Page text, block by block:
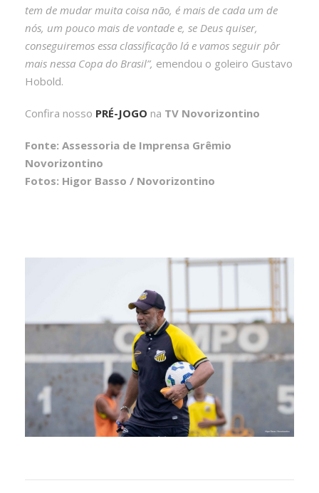
tem de mudar muita coisa não, é mais de cada um de
nós, um pouco mais de vontade e, se Deus quiser,
conseguiremos essa classificação lá e vamos seguir pôr
mais nessa Copa do Brasil”, emendou o goleiro Gustavo
Hobold.
Confira nosso PRÉ-JOGO na TV Novorizontino
Fonte: Assessoria de Imprensa Grêmio
Novorizontino
Fotos: Higor Basso / Novorizontino